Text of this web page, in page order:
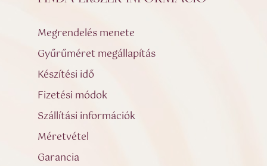
Megrendelés menete
Gyűrűméret megállapítás
Készítési idő
Fizetési módok
Szállítási információk
Méretvétel
Garancia